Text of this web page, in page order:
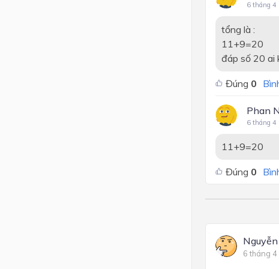
6 tháng 4
tổng là :
11+9=20
đáp số 20 ai
Đúng 0
Phan
6 tháng 4
11+9=20
Đúng 0
6 tháng 4